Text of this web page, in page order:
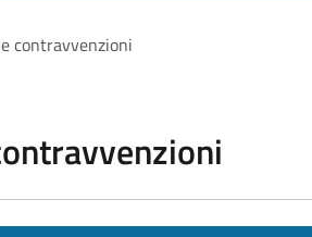
contravvenzioni